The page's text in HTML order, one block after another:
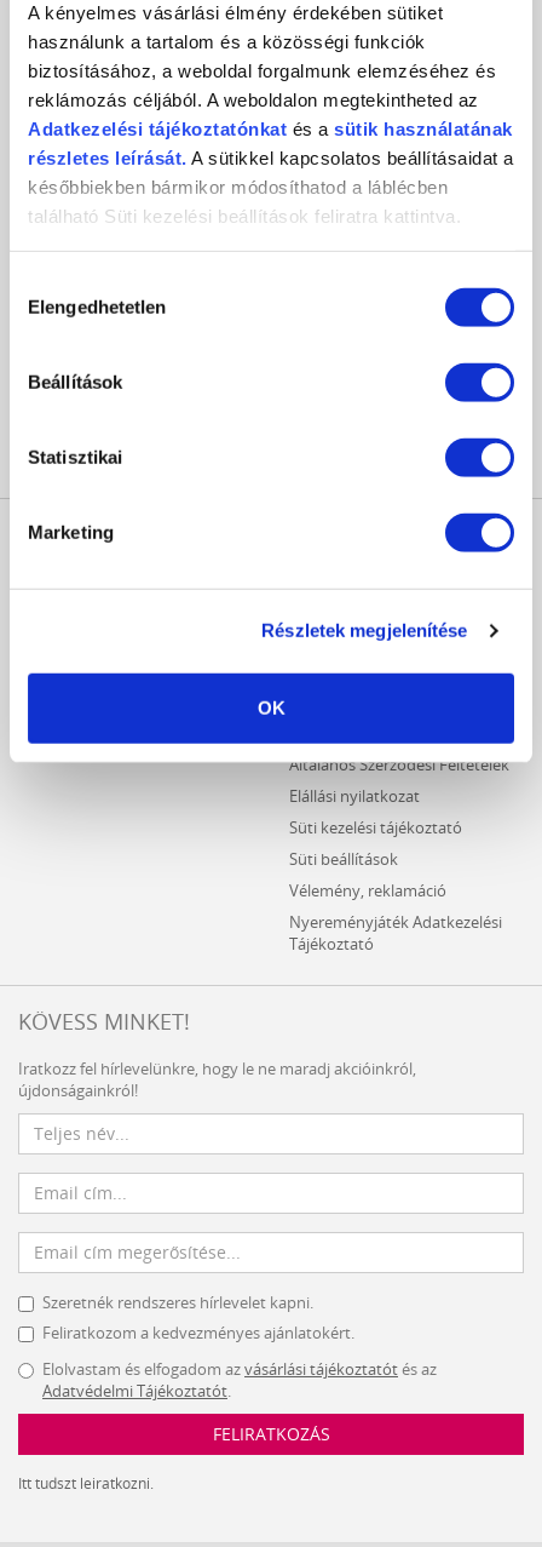
A kényelmes vásárlási élmény érdekében sütiket
használunk a tartalom és a közösségi funkciók
biztosításához, a weboldal forgalmunk elemzéséhez és
reklámozás céljából. A weboldalon megtekintheted az
Adatkezelési tájékoztatónkat és a sütik használatának
részletes leírását. A sütikkel kapcsolatos beállításaidat a
későbbiekben bármikor módosíthatod a láblécben
található Süti kezelési beállítások feliratra kattintva.
kiválasztása
Elengedhetetlen
Beállítások
Statisztikai
Marketing
Részletek megjelenítése
OK
Crystal
Nails
CosmoPro
Kft.
Crystal Nails
CosmoPro Kft.
1085
Hungary
+36 1 / 334 1924
ugyfelszolgalat@crystalnails.hu
MŰKÖRÖM
WEBÁRUHÁZ
Vásárlói információk
Fizetési információk
Általános Szerződési Feltételek
Elállási nyilatkozat
Süti kezelési tájékoztató
Süti beállítások
Vélemény, reklamáció
Nyereményjáték Adatkezelési
Tájékoztató
KÖVESS MINKET!
Iratkozz fel hírlevelünkre, hogy le ne maradj akcióinkról,
újdonságainkról!
Szeretnék rendszeres hírlevelet kapni.
Feliratkozom a kedvezményes ajánlatokért.
Elolvastam és elfogadom azvásárlási tájékoztatótés az
Adatvédelmi Tájékoztatót.
FELIRATKOZÁS
Itt tudszt leiratkozni.